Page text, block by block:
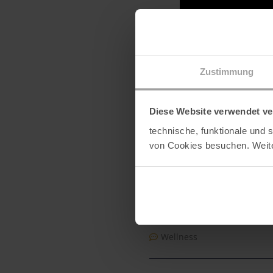
Zustimmung
Diese Website verwendet
technische, funktionale und
von Cookies besuchen.
In
Wellness